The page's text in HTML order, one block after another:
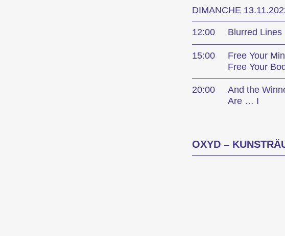
DIMANCHE
12:00 Blurred Lines
15:00
Free Your
Free Your
20:00
And the
Are … I
OXYD –
Expanded Cinema